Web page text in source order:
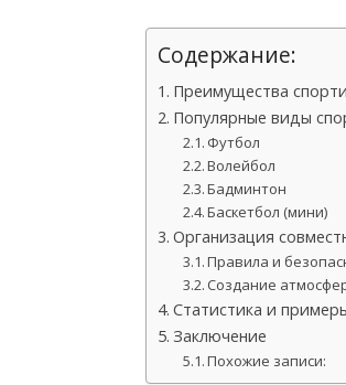
Содержание:
Преимущества
Популярные виды
Футбол
Волейбол
Бадминтон
Баскетбол (мини)
Организация
Правила и
Создание
Статистика и
Заключение
Похожие записи: